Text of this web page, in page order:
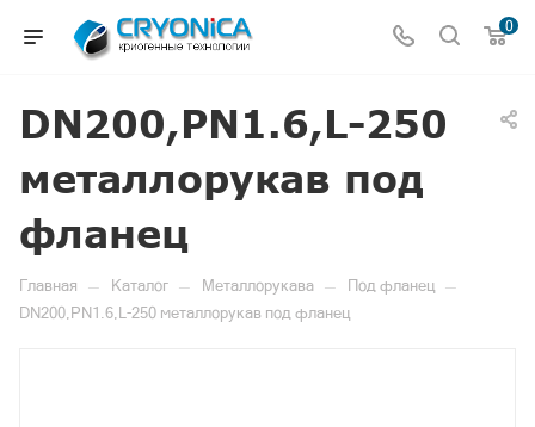
0
DN200,PN1.6,L-250
металлорукав под
фланец
Главная — Каталог — Металлорукава — Под фланец —
DN200,PN1.6,L-250 металлорукав под фланец